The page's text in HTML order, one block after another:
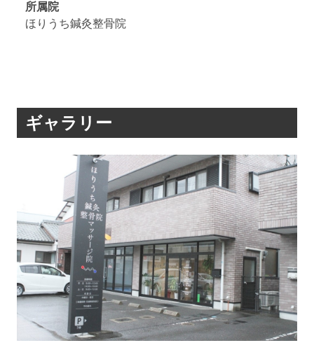
所属院
ほりうち鍼灸整骨院
ギャラリー